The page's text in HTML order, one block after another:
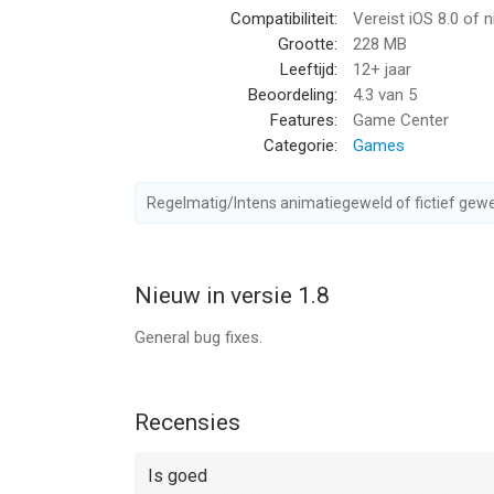
abilities: police slows down traffic, scientists let
COLLECT CARDS TO INCREASE SKILLS : card
you have from the same set, the better they
desktop and PewDiePie's big smile after being
joy!
the go!
Follow us on Twitter @playdigious
Compatibiliteit:
Vereist iOS 8.0 of
Grootte:
228 MB
Leeftijd:
12+ jaar
Beoordeling:
4.3 van 5
Features:
Game Center
Categorie:
Games
Regelmatig/Intens animatiegeweld of fictief
Nieuw in versie 1.8
General bug fixes.
Recensies
Is goed